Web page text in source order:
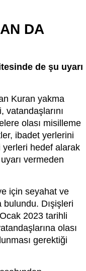
DA
de şu uyarı
Kuran yakma
vatandaşlarını
olası misilleme
ibadet yerlerini
yerleri hedef alarak
vermeden
için seyahat ve
Dışişleri
Ocak 2023 tarihli
olası
gerektiği